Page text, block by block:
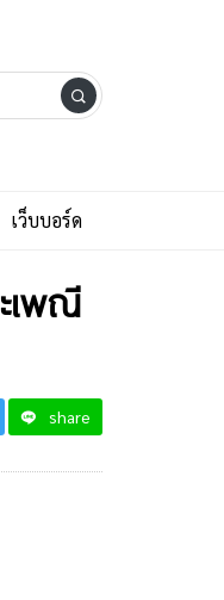
เว็บบอร์ด
เพณี
share